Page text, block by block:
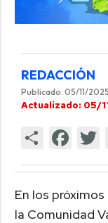
REDACCIÓN
Publicado: 05/11/2025
Actualizado: 05/
En los
la Comunidad